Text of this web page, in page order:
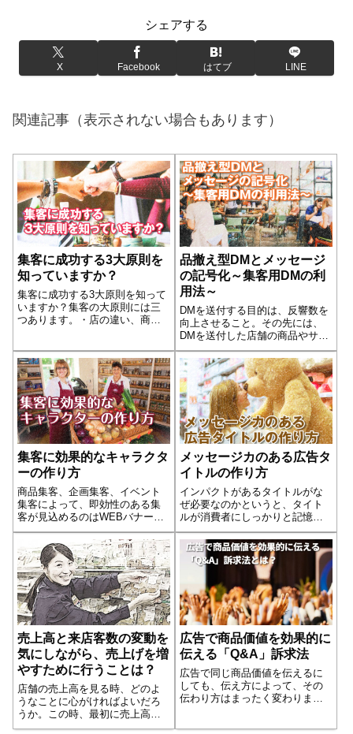
シェアする
X Facebook はてブ LINE
関連記事（表示されない場合もあります）
集客に成功する3大原則を
知っていますか？
集客に成功する3大原則を知って
いますか？集客の大原則には三
つあります。・店の違い、商品
立つ」こと。・「わかりやす
い」ことこの三つを凝縮した店
舗、チラシ、DM、POP、接客
（声掛け）が徹...続きを読む
品撤え型DMとメッセージ
の記号化～集客用DMの利
用法～
DMを送付する目的は、反響数を
向上させること。その先には、
DMを送付した店舗の商品やサー
ビスをお客様に購入していただ
くことがあります。そのため、
DMにおすすめ商品を並べて掲載
した、「品揃え型」のDMを採用
する店舗がもっとも多いと言え
ます。自...続きを読む
集客に効果的なキャラクタ
ーの作り方
商品集客、企画集客、イベント
集客によって、即効性のある集
客が見込めるのはWEBバナー広
告やチラシです。しかし、毎月
広告を出稿するとなると、「安
定した集客が見込める仕掛け」
が不可欠になってきます。今は
昔ほど広告費にお金をかける時
代ではありませ...続きを読む
メッセージカのある広告タ
イトルの作り方
インパクトがあるタイトルがな
ぜ必要なのかというと、タイト
ルが消費者にしっかりと記憶に
残らないと意味がない。しか
し、思いつきでタイトルを決め
てるのではなく、マーケティン
グと広告の原則を意識して作る
ことが肝心です。その方法はい
くつかルールがあります。
売上高と来店客数の変動を
気にしながら、売上げを増
やすために行うことは？
店舗の売上高を見る時、どのよ
うなことに心がければよいだろ
うか。この時、最初に売上高を
客数と客単価に分けて、考えて
広告で商品価値を効果的に
伝える「Q&A」訴求法
広告で同じ商品価値を伝えるに
しても、伝え方によって、その
伝わり方はまったく変わりま